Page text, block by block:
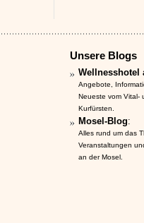
Unsere Blogs
Wellnesshotel
Angebote,
Neueste vom Vital-
Kurfürsten.
Mosel-Blog:
Alles rund um das
Veranstaltungen
an der Mosel.